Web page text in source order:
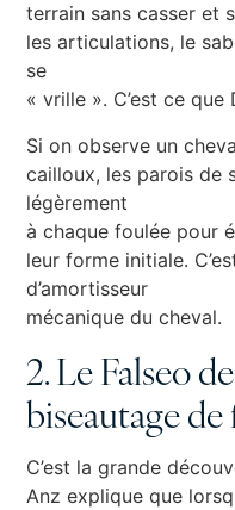
terrain sans casser et
les articulations, le
se
« vrille ». C’est ce que
Si on observe un
cailloux, les parois de
légèrement
à chaque foulée pour
leur forme initiale.
d’amortisseur
mécanique du cheval.
2. Le Falseo
biseautage
C’est la grande
Anz explique que